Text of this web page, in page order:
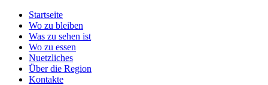
Startseite
Wo zu bleiben
Was zu sehen ist
Wo zu essen
Nuetzliches
Über die Region
Kontakte